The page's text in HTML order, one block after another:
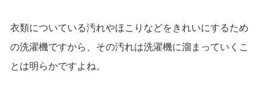
衣類についている汚れやほこりなどをきれいにするため
の洗濯機ですから、その汚れは洗濯機に溜まっていくこ
とは明らかですよね。